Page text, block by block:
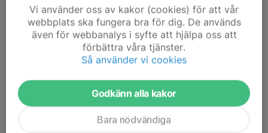
Välkommen till en nybörjarklass juniorer och vuxna (från 13 år).
Första tillfället är gratis att prova på. Därefter ska medlems- och
träningsavgift vara betalt. Ta med skor för inomhusbruk och var
klädd i t-shirt och långbyxor....
Läs mer
Vi använder oss av kakor (cookies) för att vår
webbplats ska fungera bra för dig. De används
även för webbanalys i syfte att hjälpa oss att
förbättra våra tjänster.
Så använder vi cookies
Godkänn alla kakor
Bara nödvändiga